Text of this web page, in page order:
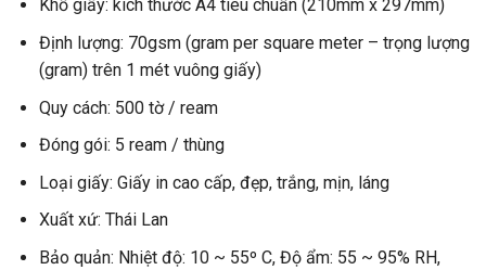
Khổ giấy: kích thước A4 tiêu chuẩn (210mm x 297mm)
Định lượng: 70gsm (gram per square meter – trọng lượng
(gram) trên 1 mét vuông giấy)
Quy cách: 500 tờ / ream
Đóng gói: 5 ream / thùng
Loại giấy: Giấy in cao cấp, đẹp, trắng, mịn, láng
Xuất xứ: Thái Lan
Bảo quản: Nhiệt độ: 10 ~ 55º C, Độ ẩm: 55 ~ 95% RH,